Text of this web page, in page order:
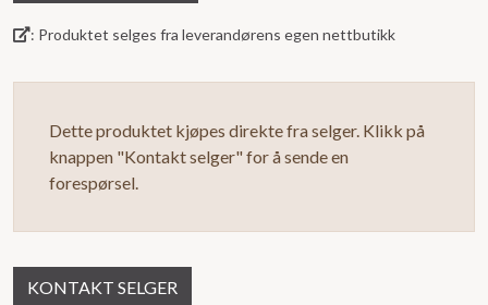
: Produktet selges fra leverandørens egen nettbutikk
Dette produktet kjøpes direkte fra selger. Klikk på
knappen "Kontakt selger" for å sende en
forespørsel.
KONTAKT SELGER